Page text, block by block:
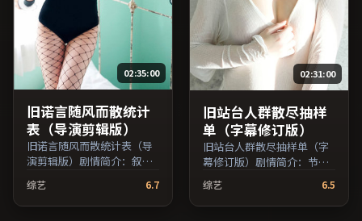
02:35:00
旧诺言随风而散统计
表（导演剪辑版）
旧诺言随风而散统计表（导
演剪辑版）剧情简介：叙事
在多重视角间切换，场面调
度注重留白与观众想象空
间；由魏斯·安德森执导，
综艺 6.7
02:31:00
旧站台人群散尽抽样
单（字幕修订版）
旧站台人群散尽抽样单（字
幕修订版）剧情简介：节奏
在沉静与爆发之间交替，悬
念逐步揭开却保留开放式回
味；由张艾嘉执导，鲁妮·
综艺 6.5